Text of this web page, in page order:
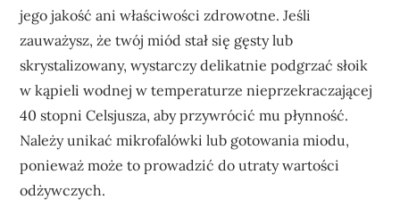
jego jakość ani właściwości zdrowotne. Jeśli
zauważysz, że twój miód stał się gęsty lub
skrystalizowany, wystarczy delikatnie podgrzać słoik
w kąpieli wodnej w temperaturze nieprzekraczającej
40 stopni Celsjusza, aby przywrócić mu płynność.
Należy unikać mikrofalówki lub gotowania miodu,
ponieważ może to prowadzić do utraty wartości
odżywczych.